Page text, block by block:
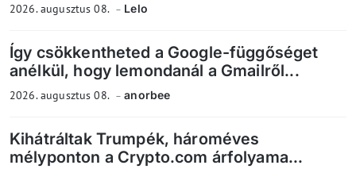
2026. augusztus 08. Lelo
Így csökkentheted a Google-függőséget
anélkül, hogy lemondanál a Gmailről...
2026. augusztus 08. anorbee
Kihátráltak Trumpék, hároméves
mélyponton a Crypto.com árfolyama...